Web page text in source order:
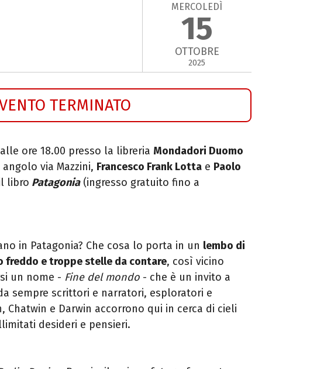
MERCOLEDÌ
15
OTTOBRE
2025
TERMINATO
alle ore 18.00 presso la libreria Mondadori Duomo
via Mazzini, Francesco Frank Lotta e Paolo
libro Patagonia(ingresso gratuito fino a
in Patagonia? Che cosa lo porta in un lembo di
e troppe stelle da contare, così vicino
un nome - Fine del mondo - che è un invito a
sempre scrittori e narratori, esploratori e
Chatwin e Darwin accorrono qui in cerca di cieli
desideri e pensieri.